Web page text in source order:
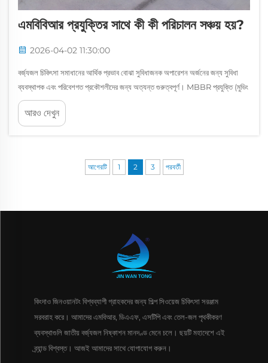
এমবিবিআর প্রযুক্তির সাথে কী কী পরিচালন সঞ্চয় হয়?
2026-04-02 11:30:00
বর্জ্যজল চিকিৎসা সমাধানের আর্থিক প্রভাব বোঝা সুবিধাজনক অপারেশন অর্জনের জন্য সুবিধা
ব্যবস্থাপক এবং পরিবেশগত প্রকৌশলীদের জন্য অত্যন্ত গুরুত্বপূর্ণ। MBBR প্রযুক্তি (মুভিং
বেড বায়োফিল্ম রিয়্যাক্টর) একটি উল্লেখযোগ্য অগ্রগতি প্রতিনিধিত্ব করে...
আরও দেখুন
আগেরটি 1 2 3 পরবর্তী
কিংদাও জিনওয়ানটং বিশ্বব্যাপী গ্রাহকদের জন্য শিল্প সিওয়েজ চিকিৎসা সরঞ্জাম
সরবরাহ করে। আমাদের এমবিআর, ডিএএফ, এসটিপি এবং তেল-জল পৃথকীকরণ
ব্যবস্থাগুলি জাতীয় বর্জ্যজল নিষ্কাশন মানদণ্ড মেনে চলে। ছয়টি মহাদেশে এই
ব্র্যান্ড বিশ্বস্ত। আজই আমাদের সাথে যোগাযোগ করুন।